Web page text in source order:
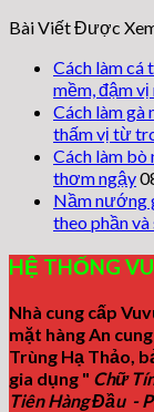
Bài Viết Được
Cách làm
mềm, đậm vị
Cách làm
thấm vị từ
Cách làm
thơm ngậy
Nầm nướng
theo phần và
HỆ THỐNG
Nhà cung cấp
mặt hàng An
Trùng Hạ Thảo,
gia dụng " Chữ
Tiên Hàng Đầu -